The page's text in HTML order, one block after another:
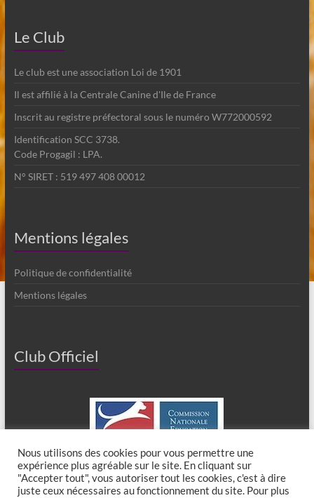
Le Club
Le club est une association Loi de 1901
Il est affilié à la Centrale Canine d'Ile de France
Inscrit au registre préfectoral sous le numéro W772000592
Identification SCC 3738.
Code Progagil : LPA.
N° SIRET : 519 497 408 00012
Mentions légales
Politique de confidentialité
Mentions légales
Club Officiel
Nous utilisons des cookies pour vous permettre une
expérience plus agréable sur le site. En cliquant sur
"Accepter tout", vous autoriser tout les cookies, c'est à dire
juste ceux nécessaires au fonctionnement du site. Pour plus